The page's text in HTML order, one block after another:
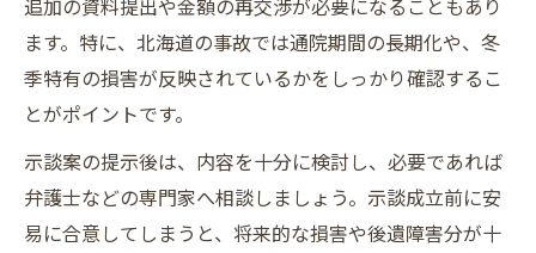
追加の資料提出や金額の再交渉が必要になることもあり
ます。特に、北海道の事故では通院期間の長期化や、冬
季特有の損害が反映されているかをしっかり確認するこ
とがポイントです。
示談案の提示後は、内容を十分に検討し、必要であれば
弁護士などの専門家へ相談しましょう。示談成立前に安
易に合意してしまうと、将来的な損害や後遺障害分が十